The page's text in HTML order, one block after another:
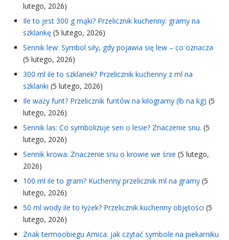
lutego, 2026)
Ile to jest 300 g mąki? Przelicznik kuchenny: gramy na
szklankę (5 lutego, 2026)
Sennik lew: Symbol siły, gdy pojawia się lew – co oznacza
(5 lutego, 2026)
300 ml ile to szklanek? Przelicznik kuchenny z ml na
szklanki (5 lutego, 2026)
Ile waży funt? Przelicznik funtów na kilogramy (lb na kg) (5
lutego, 2026)
Sennik las: Co symbolizuje sen o lesie? Znaczenie snu. (5
lutego, 2026)
Sennik krowa: Znaczenie snu o krowie we śnie (5 lutego,
2026)
100 ml ile to gram? Kuchenny przelicznik ml na gramy (5
lutego, 2026)
50 ml wody ile to łyżek? Przelicznik kuchenny objętości (5
lutego, 2026)
Znak termoobiegu Amica: jak czytać symbole na piekarniku